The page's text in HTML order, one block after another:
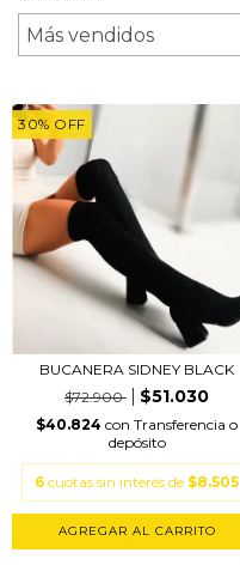
30% OFF
BUCANERA SIDNEY BLACK
$72.900
$51.030
$40.824 con Transferencia o
depósito
6 cuotas sin interés de $8.505
AGREGAR AL CARRITO